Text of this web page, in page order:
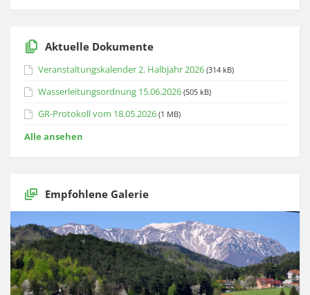
Aktuelle Dokumente
Veranstaltungskalender 2. Halbjahr 2026 (314 kB)
Wasserleitungsordnung 15.06.2026 (505 kB)
GR-Protokoll vom 18.05.2026 (1 MB)
Alle ansehen
Empfohlene Galerie